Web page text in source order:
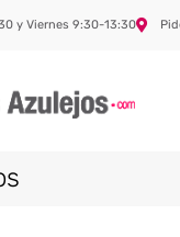
y Viernes 9:30-13:30